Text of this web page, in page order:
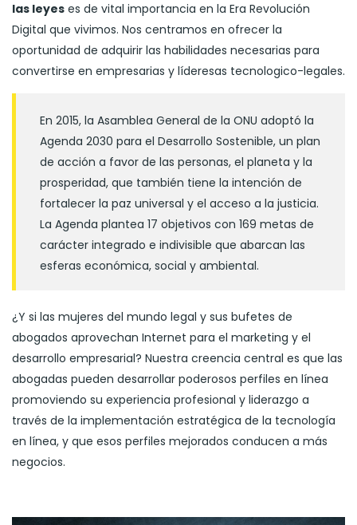
las leyes es de vital importancia en la Era Revolución
Digital que vivimos. Nos centramos en ofrecer la
oportunidad de adquirir las habilidades necesarias para
convertirse en empresarias y líderesas tecnologico-legales.
En 2015, la Asamblea General de la ONU adoptó la
Agenda 2030 para el Desarrollo Sostenible, un plan
de acción a favor de las personas, el planeta y la
prosperidad, que también tiene la intención de
fortalecer la paz universal y el acceso a la justicia.
La Agenda plantea 17 objetivos con 169 metas de
carácter integrado e indivisible que abarcan las
esferas económica, social y ambiental.
¿Y si las mujeres del mundo legal y sus bufetes de
abogados aprovechan Internet para el marketing y el
desarrollo empresarial? Nuestra creencia central es que las
abogadas pueden desarrollar poderosos perfiles en línea
promoviendo su experiencia profesional y liderazgo a
través de la implementación estratégica de la tecnología
en línea, y que esos perfiles mejorados conducen a más
negocios.